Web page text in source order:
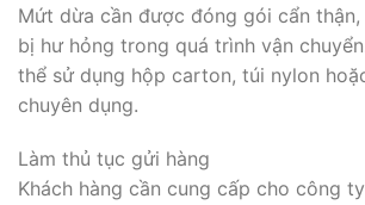
Mứt dừa cần được đóng gói cẩn
bị hư hỏng trong quá trình vận
thể sử dụng hộp carton, túi nylon
chuyên dụng.
Làm thủ tục gửi hàng
Khách hàng cần cung cấp cho công